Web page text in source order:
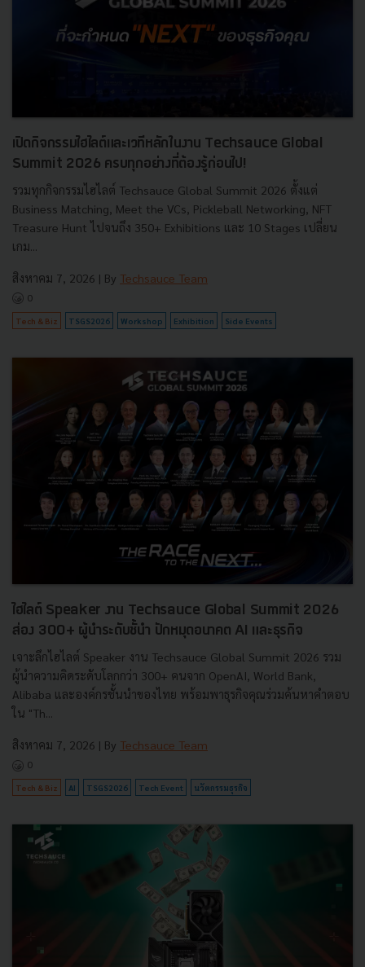
เปิดกิจกรรมไฮไลต์และเวทีหลักในงาน Techsauce Global
Summit 2026 ครบทุกอย่างที่ต้องรู้ก่อนไป!
รวมทุกกิจกรรมไฮไลต์ Techsauce Global Summit 2026 ตั้งแต่
Business Matching, Meet the VCs, Pickleball Networking, NFT
Treasure Hunt ไปจนถึง 350+ Exhibitions และ 10 Stages เปลี่ยน
เกม...
สิงหาคม 7, 2026 | By Techsauce Team
0
Tech & Biz TSGS2026 Workshop Exhibition Side Events
ไฮไลต์ Speaker งาน Techsauce Global Summit 2026
ส่อง 300+ ผู้นำระดับชั้นำ ปักหมุดอนาคต AI และธุรกิจ
เจาะลึกไฮไลต์ Speaker งาน Techsauce Global Summit 2026 รวม
ผู้นำความคิดระดับโลกกว่า 300+ คนจาก OpenAI, World Bank,
Alibaba และองค์กรชั้นนำของไทย พร้อมพาธุรกิจคุณร่วมค้นหาคำตอบ
ใน "Th...
สิงหาคม 7, 2026 | By Techsauce Team
0
Tech & Biz AI TSGS2026 Tech Event นวัตกรรมธุรกิจ